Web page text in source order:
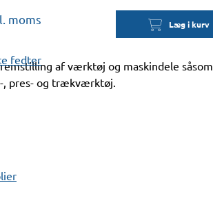
fedter
moms Læg i kurv
af værktøj og maskindele såsom
, pres- og trækværktøj.